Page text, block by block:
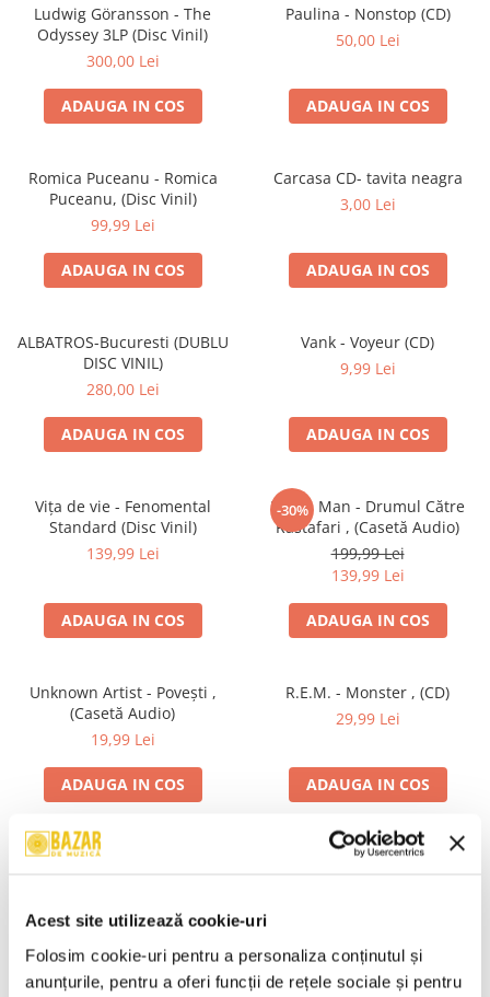
Acest site utilizează cookie-uri
Folosim cookie-uri pentru a personaliza conținutul și
anunțurile, pentru a oferi funcții de rețele sociale și pentru
Viniluri Românești
Colecția Electrecord
Ludwig Göransson - The
Odyssey 3LP (Disc Vinil)
300,00 Lei
ADAUGA IN COS
Paulina - Nonstop (CD)
50,00 Lei
ADAUGA IN COS
Romica Puceanu - Romica
Puceanu, (Disc Vinil)
99,99 Lei
ADAUGA IN COS
Carcasa CD- tavita neagra
3,00 Lei
ADAUGA IN COS
ALBATROS-Bucuresti (DUBLU
DISC VINIL)
280,00 Lei
ADAUGA IN COS
Vank - Voyeur (CD)
9,99 Lei
ADAUGA IN COS
Vița de vie - Fenomental
Standard (Disc Vinil)
139,99 Lei
ADAUGA IN COS
-30%
Pacha Man - Drumul Către
Rastafari , (Casetă Audio)
199,99 Lei
139,99 Lei
ADAUGA IN COS
Unknown Artist - Povești ,
(Casetă Audio)
19,99 Lei
ADAUGA IN COS
R.E.M. - Monster , (CD)
29,99 Lei
ADAUGA IN COS
Irina Rimes – Acasă , (Disc
ADAUGA IN COS
Mădălina Manole - Dulce De
ADAUGA IN COS